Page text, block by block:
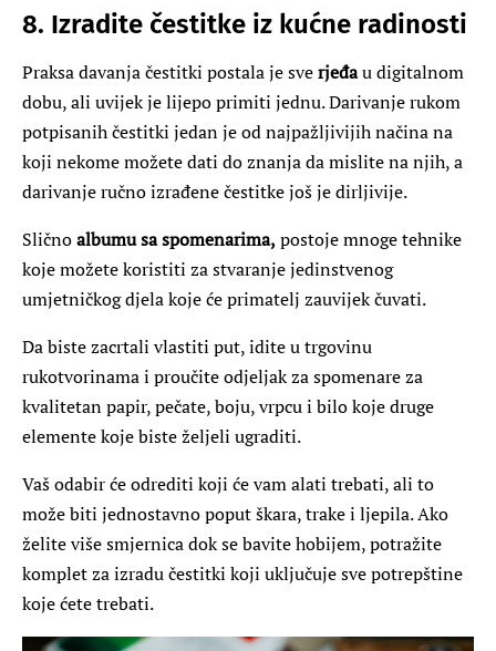
8. Izradite čestitke iz kućne radinosti
Praksa davanja čestitki postala je sverjeđau digitalnom
dobu, ali uvijek je lijepo primiti jednu. Darivanje rukom
potpisanih čestitki jedan je od najpažljivijih načina na
koji nekome možete dati do znanja da mislite na njih, a
darivanje ručno izrađene čestitke još je dirljivije.
Sličnoalbumu sa spomenarima, postoje mnoge tehnike
koje možete koristiti za stvaranje jedinstvenog
umjetničkog djela koje će primatelj zauvijek čuvati.
Da biste zacrtali vlastiti put, idite u trgovinu
rukotvorinama i proučite odjeljak za spomenare za
kvalitetan papir, pečate, boju, vrpcu i bilo koje druge
elemente koje biste željeli ugraditi.
Vaš odabir će odrediti koji će vam alati trebati, ali to
može biti jednostavno poput škara, trake i ljepila. Ako
želite više smjernica dok se bavite hobijem, potražite
komplet za izradu čestitki koji uključuje sve potrepštine
koje ćete trebati.